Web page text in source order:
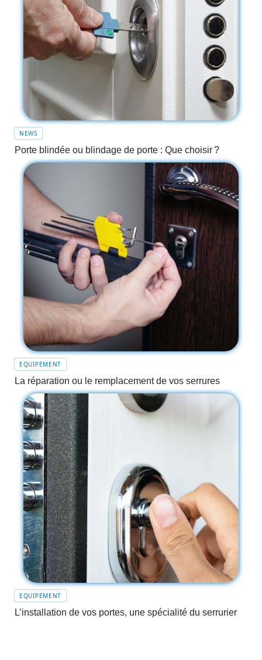
NEWS
Porte blindée ou blindage de porte : Que choisir ?
EQUIPEMENT
La réparation ou le remplacement de vos serrures
EQUIPEMENT
L’installation de vos portes, une spécialité du serrurier